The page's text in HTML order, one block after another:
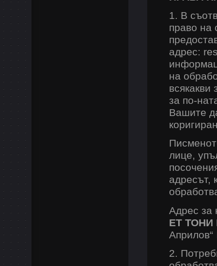
1. В
право на
адрес:
на
за по-
Вашите
лице,
адресът,
Адрес за
ЕТ ТОНИ
2.